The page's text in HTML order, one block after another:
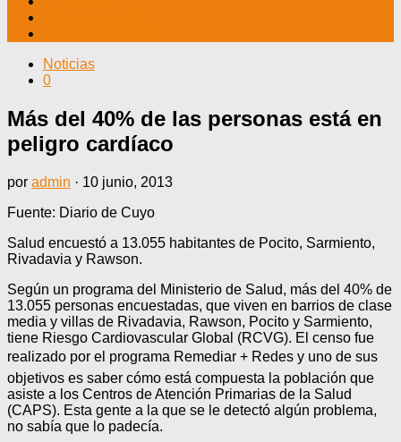
Noticias
0
Más del 40% de las personas está en
peligro cardíaco
por admin · 10 junio, 2013
Fuente: Diario de Cuyo
Salud encuestó a 13.055 habitantes de Pocito, Sarmiento,
Rivadavia y Rawson.
Según un programa del Ministerio de Salud, más del 40% de
13.055 personas encuestadas, que viven en barrios de clase
media y villas de Rivadavia, Rawson, Pocito y Sarmiento,
tiene Riesgo Cardiovascular Global (RCVG). El censo fue
realizado por el programa Remediar + Redes y uno de sus
objetivos es saber cómo está compuesta la población que
asiste a los Centros de Atención Primarias de la Salud
(CAPS). Esta gente a la que se le detectó algún problema,
no sabía que lo padecía.